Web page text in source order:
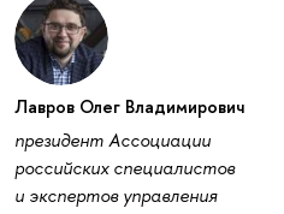
Лавров Олег Владимирович
президент Ассоциации
российских специалистов
и экспертов управления